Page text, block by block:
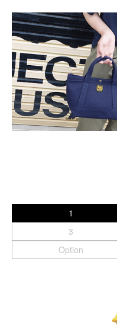
iPhone17 Pro
iPhone16 Pro Max／
iPhone16 Pro／
デ
1
3
Option